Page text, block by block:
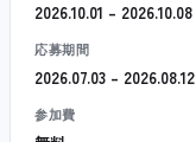
2026.10.01 – 2026.10.08
応募期間
2026.07.03 – 2026.08.12
参加費